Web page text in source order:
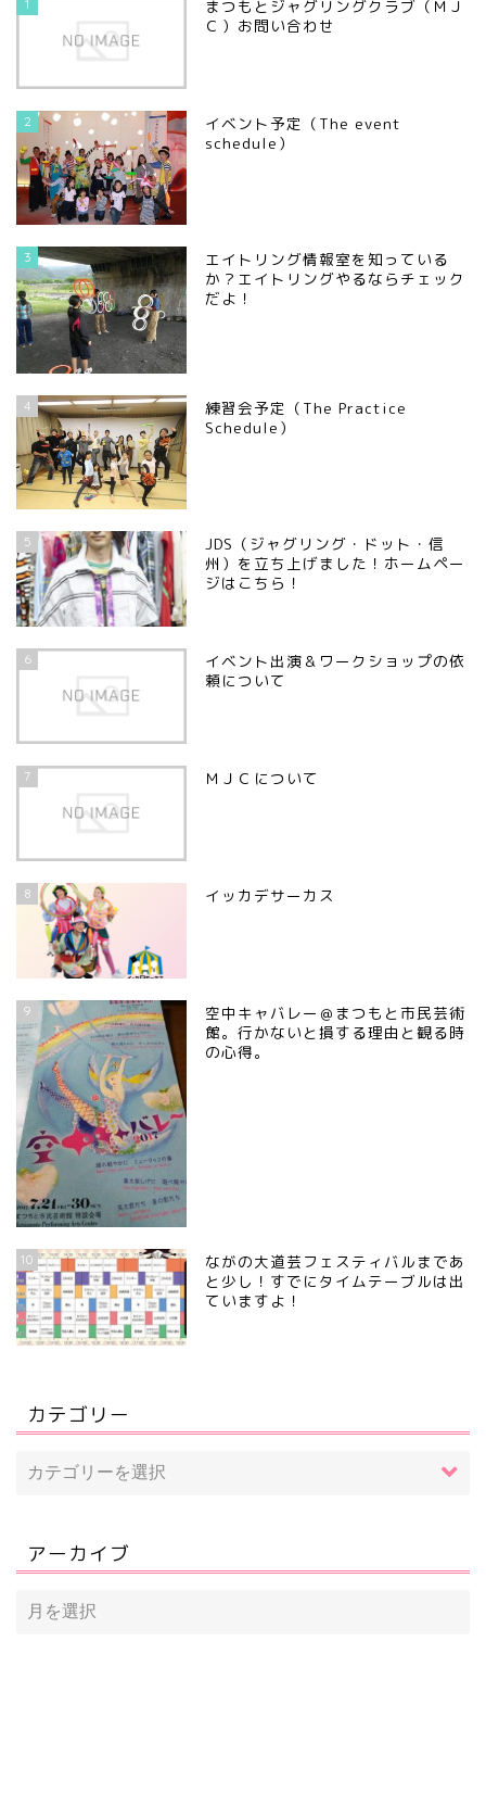
1
まつもとジャグリングクラブ（ＭＪ
Ｃ）お問い合わせ
2
イベント予定（The event
schedule）
3
エイトリング情報室を知っている
か？エイトリングやるならチェック
だよ！
4
練習会予定（The Practice
Schedule）
5
JDS（ジャグリング・ドット・信
州）を立ち上げました！ホームペー
ジはこちら！
6
イベント出演＆ワークショップの依
頼について
7 ＭＪＣについて
8 イッカデサーカス
9
空中キャバレー＠まつもと市民芸術
館。行かないと損する理由と観る時
の心得。
10
ながの大道芸フェスティバルまであ
と少し！すでにタイムテーブルは出
ていますよ！
カテゴリー
アーカイブ